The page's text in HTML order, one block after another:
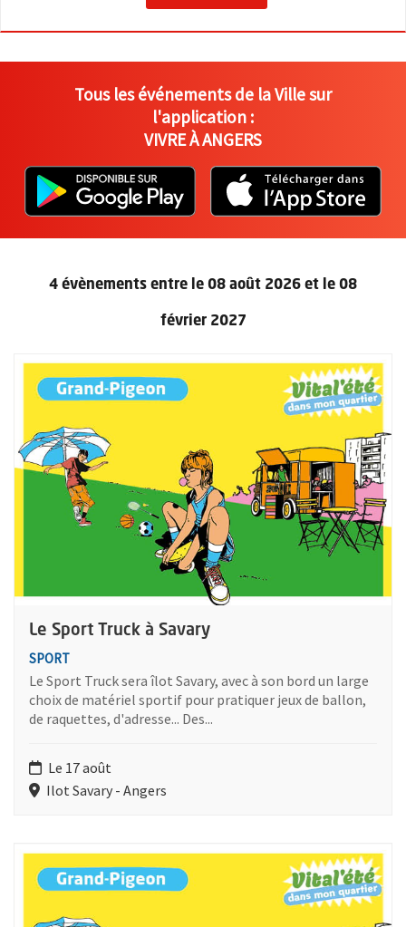
Tous les événements de la Ville sur
l'application :
VIVRE À ANGERS
L'application "Vivre à Angers" -
, Ouvre une nouvelle fenêtre ,
4 évènements entre le 08 août 2026 et le 08
février 2027
Le Sport Truck à Savary
SPORT
Le Sport Truck sera îlot Savary, avec à son bord un large
choix de matériel sportif pour pratiquer jeux de ballon,
de raquettes, d'adresse... Des...
Le 17 août
Ilot Savary - Angers
Plus d'information sur l'évènement : Le Sport Truck à Savary
Plus d'information sur l'évènement : Le Sport Truck rue Saint-